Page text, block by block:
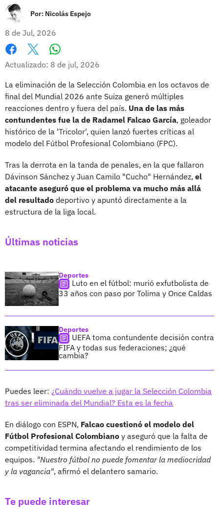
Por: Nicolás Espejo
8 de Jul, 2026
Facebook
X
Actualizado: 8 de jul, 2026
La eliminación de la Selección Colombia en los octavos de
final del Mundial 2026 ante Suiza generó múltiples
reacciones dentro y fuera del país. Una de las más
contundentes fue la de Radamel Falcao García, goleador
histórico de la 'Tricolor', quien lanzó fuertes críticas al
modelo del Fútbol Profesional Colombiano (FPC).
Tras la derrota en la tanda de penales, en la que fallaron
Dávinson Sánchez y Juan Camilo "Cucho" Hernández, el
atacante aseguró que el problema va mucho más allá
del resultado deportivo y apuntó directamente a la
estructura de la liga local.
Últimas noticias
Deportes
Luto en el fútbol: murió exfutbolista de
33 años con paso por Tolima y Once Caldas
Deportes
UEFA toma contundente decisión contra
FIFA y todas sus federaciones; ¿qué
cambia?
Puedes leer: ¿Cuándo vuelve a jugar la Selección Colombia
tras ser eliminada del Mundial? Esta es la fecha
En diálogo con ESPN, Falcao cuestionó el modelo del
Fútbol Profesional Colombiano y aseguró que la falta de
competitividad termina afectando el rendimiento de los
equipos. "Nuestro fútbol no puede fomentar la mediocridad
y la vagancia", afirmó el delantero samario.
Te puede interesar